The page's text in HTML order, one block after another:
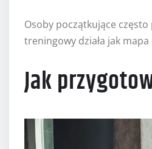
Osoby początkujące
treningowy działa jak
Jak